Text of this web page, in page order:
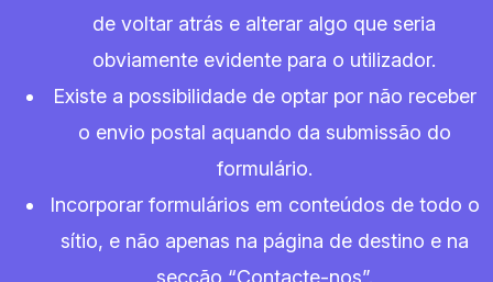
de voltar atrás e alterar algo que seria
obviamente evidente para o utilizador.
Existe a possibilidade de optar por não receber
o envio postal aquando da submissão do
formulário.
Incorporar formulários em conteúdos de todo o
sítio, e não apenas na página de destino e na
secção “Contacte-nos”.